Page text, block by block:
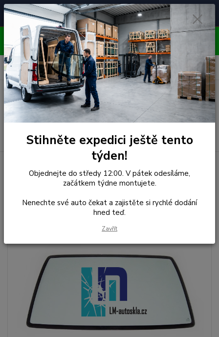
🚘
Čelní skla pro
unikátní vozy
📞
Poradenství
ZDARMA
⭐ 4.7/5 (50 recenzí)
OBJEDNÁVEJTE DO STŘEDY 12:00 - KAŽDÝ PÁTEK
EXPEDUJEME!!
Menu
Hledat
0 ks
za 0,00 Kč
Čelní Sklo - HONDA CRV
(r.1995-)
Stihněte expedici ještě tento
týden!
Objednejte do středy 12:00. V pátek odesíláme,
začátkem týdne montujete.
Nenechte své auto čekat a zajistěte si rychlé dodání
hned teď.
Zavřít